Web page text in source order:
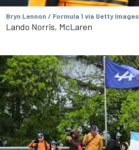
Bryn Lennon / Formula 1 via Getty Images
Lando Norris, McLaren